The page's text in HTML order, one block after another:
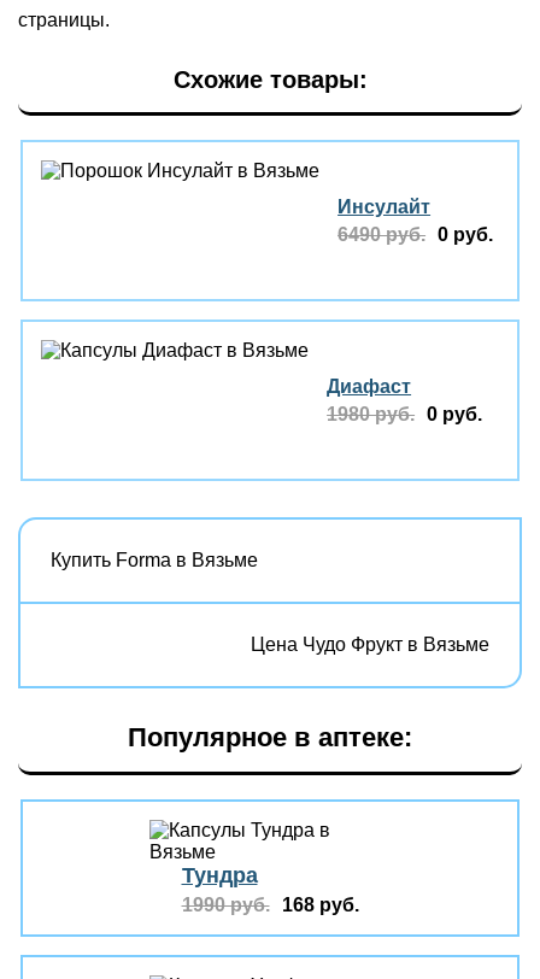
страницы.
Схожие товары:
Инсулайт
6490 руб. 0 руб.
Диафаст
1980 руб. 0 руб.
Купить Forma в Вязьме
Цена Чудо Фрукт в Вязьме
Популярное в аптеке:
Тундра
1990 руб. 168 руб.